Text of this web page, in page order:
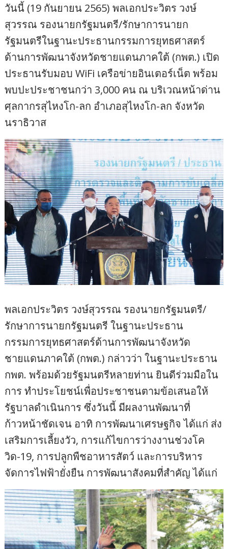
วันนี้ (19 กันยายน 2565) พลเอกประวิตร วงษ์
สุวรรณ รองนายกรัฐมนตรี/รักษาการนายก
รัฐมนตรีในฐานะประธานกรรมการยุทธศาสตร์
ด้านการพัฒนาจังหวัดชายแดนภาคใต้ (กพต.) เปิด
ประธานรับมอบ WiFi เครือข่ายอินเตอร์เน็ต พร้อม
พบปะประชาชนกว่า 3,000 คน ณ บริเวณหน้าด่าน
ศุลกากรสุไหงโก-ลก อำเภอสุไหงโก-ลก จังหวัด
นราธิวาส
พลเอกประวิตร วงษ์สุวรรณ รองนายกรัฐมนตรี/
รักษาการนายกรัฐมนตรี ในฐานะประธาน
กรรมการยุทธศาสตร์ด้านการพัฒนาจังหวัด
ชายแดนภาคใต้ (กพต.) กล่าวว่า ในฐานะประธาน
กพต. พร้อมด้วยรัฐมนตรีหลายท่าน ยินดีร่วมมือใน
การ ทำประโยชน์เพื่อประชาชนตามข้อเสนอให้
รัฐบาลดำเนินการ ซึ่งวันนี้ มีผลงานพัฒนาที่
ก้าวหน้าชัดเจน อาทิ การพัฒนาเศรษฐกิจ ได้แก่ ส่ง
เสริมการเลี้ยงวัว, การแก้ไขการว่างงานช่วงโค
วิด-19, การปลูกพืชอาหารสัตว์ และการบริหาร
จัดการไฟฟ้ายั่งยืน การพัฒนาสังคมที่สำคัญ ได้แก่